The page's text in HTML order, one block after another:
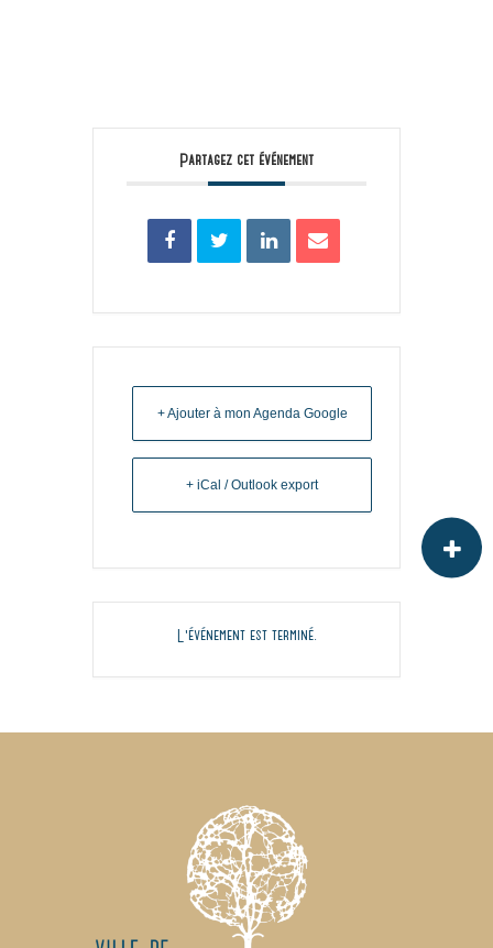
Partagez cet événement
+ Ajouter à mon Agenda Google
+ iCal / Outlook export
L'événement est terminé.